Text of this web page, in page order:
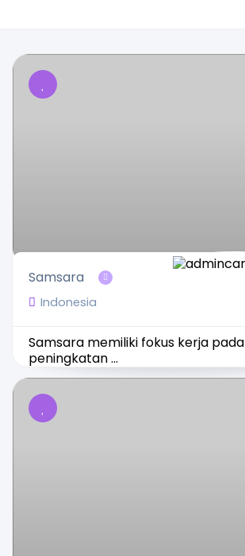
Samsara
Indonesia
Samsara memiliki fokus kerja pada
peningkatan ...